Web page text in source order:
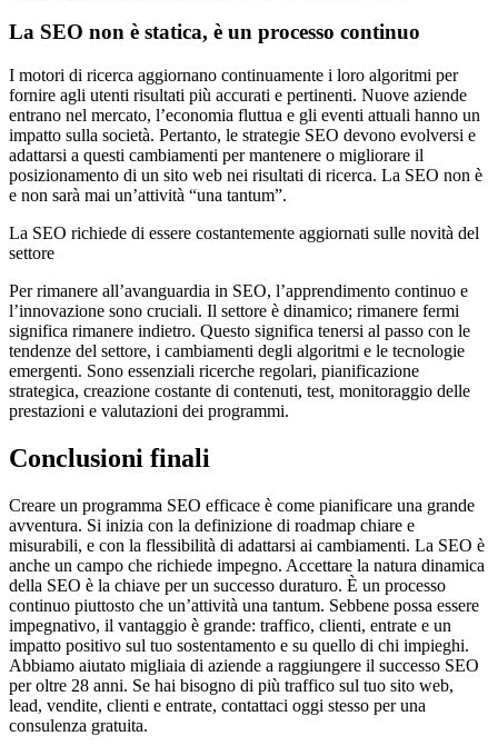
La SEO non è statica, è un processo continuo
I motori di ricerca aggiornano continuamente i loro algoritmi per
fornire agli utenti risultati più accurati e pertinenti. Nuove aziende
entrano nel mercato, l’economia fluttua e gli eventi attuali hanno un
impatto sulla società. Pertanto, le strategie SEO devono evolversi e
adattarsi a questi cambiamenti per mantenere o migliorare il
posizionamento di un sito web nei risultati di ricerca. La SEO non è
e non sarà mai un’attività “una tantum”.
La SEO richiede di essere costantemente aggiornati sulle novità del
settore
Per rimanere all’avanguardia in SEO, l’apprendimento continuo e
l’innovazione sono cruciali. Il settore è dinamico; rimanere fermi
significa rimanere indietro. Questo significa tenersi al passo con le
tendenze del settore, i cambiamenti degli algoritmi e le tecnologie
emergenti. Sono essenziali ricerche regolari, pianificazione
strategica, creazione costante di contenuti, test, monitoraggio delle
prestazioni e valutazioni dei programmi.
Conclusioni finali
Creare un programma SEO efficace è come pianificare una grande
avventura. Si inizia con la definizione di roadmap chiare e
misurabili, e con la flessibilità di adattarsi ai cambiamenti. La SEO è
anche un campo che richiede impegno. Accettare la natura dinamica
della SEO è la chiave per un successo duraturo. È un processo
continuo piuttosto che un’attività una tantum. Sebbene possa essere
impegnativo, il vantaggio è grande: traffico, clienti, entrate e un
impatto positivo sul tuo sostentamento e su quello di chi impieghi.
Abbiamo aiutato migliaia di aziende a raggiungere il successo SEO
per oltre 28 anni. Se hai bisogno di più traffico sul tuo sito web,
lead, vendite, clienti e entrate, contattaci oggi stesso per una
consulenza gratuita.